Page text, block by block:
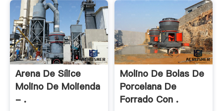
Arena De Sílice
Molino De Molienda
- .
Molino De Bolas De
Porcelana De
Forrado Con .